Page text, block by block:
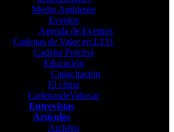
Medio Ambiente
Eventos
Agenda de Eventos
Cadenas de Valor en LT11
Cadena Porcina
Educación
Capacitación
El clima
CadenasdeValor.ar
Entrevistas
Artículos
Archivo